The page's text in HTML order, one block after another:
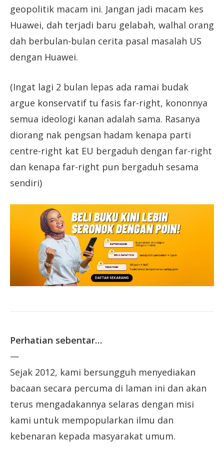
geopolitik macam ini. Jangan jadi macam kes
Huawei, dah terjadi baru gelabah, walhal orang
dah berbulan-bulan cerita pasal masalah US
dengan Huawei.
(Ingat lagi 2 bulan lepas ada ramai budak
argue konservatif tu fasis far-right, kononnya
semua ideologi kanan adalah sama. Rasanya
diorang nak pengsan hadam kenapa parti
centre-right kat EU bergaduh dengan far-right
dan kenapa far-right pun bergaduh sesama
sendiri)
Perhatian sebentar…
—
Sejak 2012, kami bersungguh menyediakan
bacaan secara percuma di laman ini dan akan
terus mengadakannya selaras dengan misi
kami untuk mempopularkan ilmu dan
kebenaran kepada masyarakat umum.